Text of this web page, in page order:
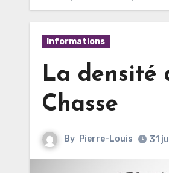
Informations
La densité
Chasse
By Pierre-Louis 31